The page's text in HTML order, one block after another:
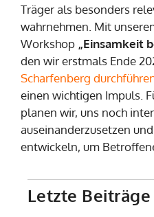
Träger als besonders
wahrnehmen. Mit
Workshop „Einsamkeit
den wir erstmals Ende
Scharfenberg
einen wichtigen Impuls.
planen wir, uns noch
auseinanderzusetzen
entwickeln, um
Letzte Beiträge